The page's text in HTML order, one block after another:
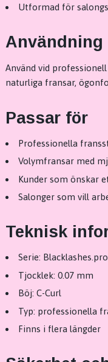
Utformad för
Användning
Använd vid
naturliga fransar,
Passar för
Professionella
Volymfransar med
Kunder som önskar
Salonger som vill
Teknisk
Serie: Blacklashes.pro
Tjocklek: 0.07 mm
Böj: C-Curl
Typ: professionella
Finns i flera längder